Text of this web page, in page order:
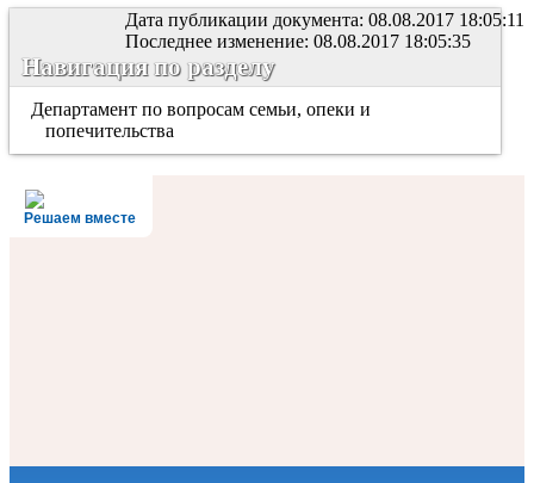
Дата публикации документа: 08.08.2017 18:05:11
Последнее изменение: 08.08.2017 18:05:35
Навигация по разделу
Департамент по вопросам семьи, опеки и
попечительства
Решаем вместе